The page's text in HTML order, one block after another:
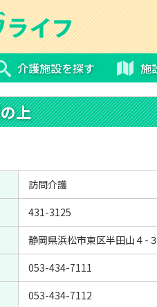
介護施設を探す 施
上
訪問介護
431-3125
静岡県浜松市東区半田山４-
053-434-7111
053-434-7112